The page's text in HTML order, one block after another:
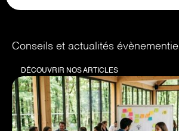
Conseils et actualités
DÉCOUVRIR NOS ARTICLES